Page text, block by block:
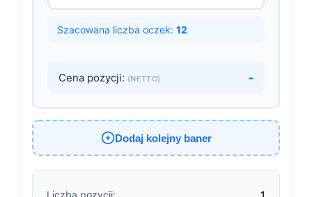
Szacowana liczba oczek: 12
Cena pozycji: (NETTO) -
Dodaj kolejny baner